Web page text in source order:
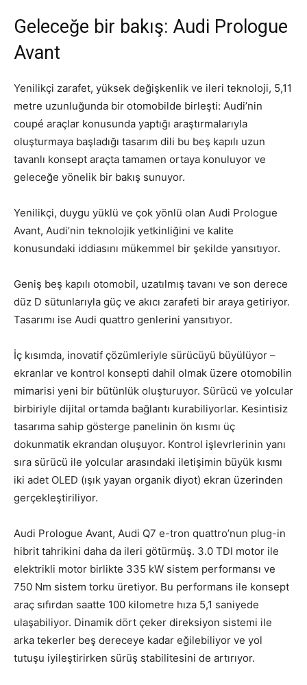
Geleceğe bir bakış: Audi Prologue
Avant
Yenilikçi zarafet, yüksek değişkenlik ve ileri teknoloji, 5,11
metre uzunluğunda bir otomobilde birleşti: Audi’nin
coupé araçlar konusunda yaptığı araştırmalarıyla
oluşturmaya başladığı tasarım dili bu beş kapılı uzun
tavanlı konsept araçta tamamen ortaya konuluyor ve
geleceğe yönelik bir bakış sunuyor.
Yenilikçi, duygu yüklü ve çok yönlü olan Audi Prologue
Avant, Audi’nin teknolojik yetkinliğini ve kalite
konusundaki iddiasını mükemmel bir şekilde yansıtıyor.
Geniş beş kapılı otomobil, uzatılmış tavanı ve son derece
düz D sütunlarıyla güç ve akıcı zarafeti bir araya getiriyor.
Tasarımı ise Audi quattro genlerini yansıtıyor.
İç kısımda, inovatif çözümleriyle sürücüyü büyülüyor –
ekranlar ve kontrol konsepti dahil olmak üzere otomobilin
mimarisi yeni bir bütünlük oluşturuyor. Sürücü ve yolcular
birbiriyle dijital ortamda bağlantı kurabiliyorlar. Kesintisiz
tasarıma sahip gösterge panelinin ön kısmı üç
dokunmatik ekrandan oluşuyor. Kontrol işlevrlerinin yanı
sıra sürücü ile yolcular arasındaki iletişimin büyük kısmı
iki adet OLED (ışık yayan organik diyot) ekran üzerinden
gerçekleştiriliyor.
Audi Prologue Avant, Audi Q7 e-tron quattro’nun plug-in
hibrit tahrikini daha da ileri götürmüş. 3.0 TDI motor ile
elektrikli motor birlikte 335 kW sistem performansı ve
750 Nm sistem torku üretiyor. Bu performans ile konsept
araç sıfırdan saatte 100 kilometre hıza 5,1 saniyede
ulaşabiliyor. Dinamik dört çeker direksiyon sistemi ile
arka tekerler beş dereceye kadar eğilebiliyor ve yol
tutuşu iyileştirirken sürüş stabilitesini de artırıyor.